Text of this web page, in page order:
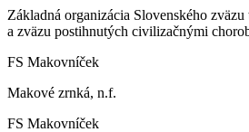
Základná organizácia Slovenského zväzu
a zväzu postihnutých civilizačnými
FS Makovníček
Makové zrnká, n.f.
FS Makovníček